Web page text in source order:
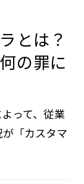
とは？
の罪に
って、従業
「カスタマ